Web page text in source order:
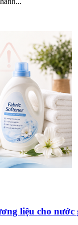
liệu cho nước